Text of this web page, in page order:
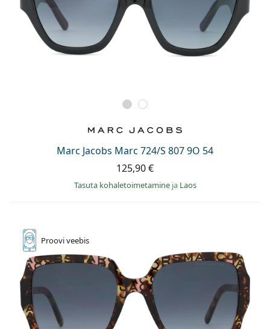
Marc Jacobs Marc 724/S 807 9O 54
125,90 €
Tasuta kohaletoimetamine ja Laos
Prooviveebis